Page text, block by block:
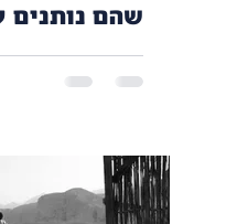
שהם נותנים